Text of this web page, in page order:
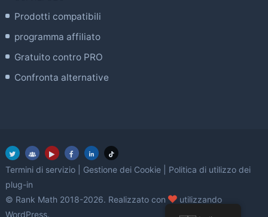
Prodotti compatibili
programma affiliato
Gratuito contro PRO
Confronta alternative
Termini di servizio Gestione dei Cookie
Politica di utilizzo dei
plug-in
© Rank Math 2018-2026. Realizzato con
amore
utilizzando
WordPress.